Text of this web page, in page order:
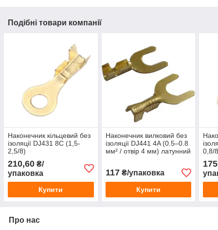
Подібні товари компанії
Наконечник кільцевий без
ізоляції DJ431 8C (1,5-
2,5/8)
210,60 ₴/
упаковка
Купити
Наконечник вилковий без
ізоляції DJ441 4A (0.5–0.8
мм² / отвір 4 мм) латунний
117₴/упаковка
Купити
0,8/
Про нас